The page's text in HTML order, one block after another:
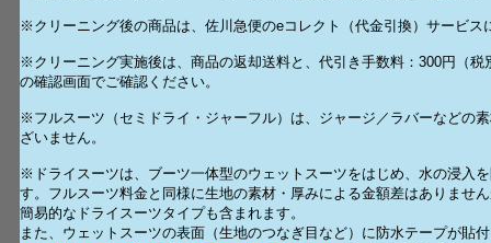
※クリーニング後の商品は、佐川急便のeコレクト（代金引換）サービス
※クリーニング実施後は、商品の返却送料と、代引き手数料：300円（
の確認画面でご確認ください。
※フルスーツ（セミドライ・ジャーフル）は、ジャージ／ラバーなどの
ざいません。
※ドライスーツは、ブーツ一体型のウェットスーツをはじめ、水の浸入
す。フルスーツ料金と同様に生地の素材・厚みによる金額差はありませ
簡易的なドライスーツタイプも含まれます。
また、ウェットスーツの表面（生地のつなぎ目など）に防水テープが貼